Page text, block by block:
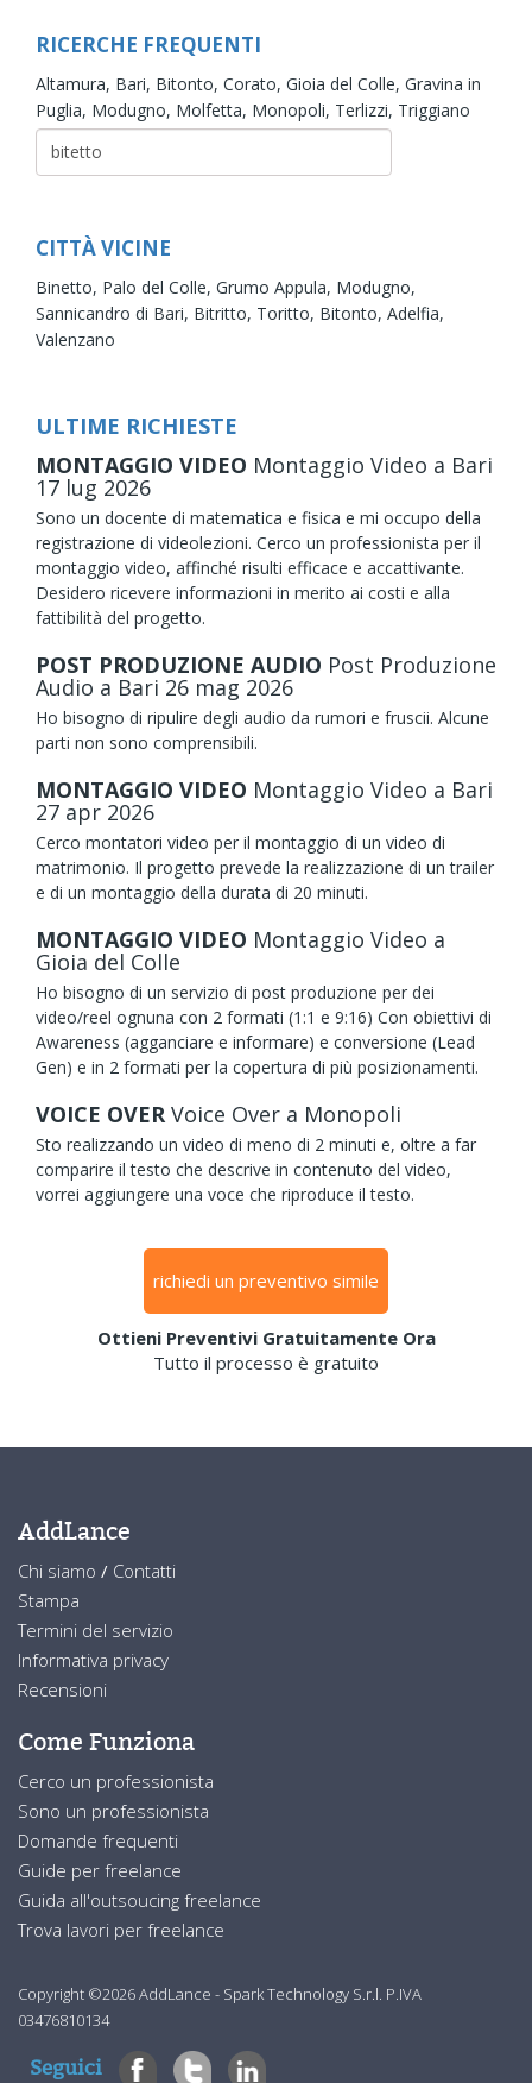
RICERCHE FREQUENTI
Altamura, Bari, Bitonto, Corato, Gioia del Colle, Gravina in
Puglia, Modugno, Molfetta, Monopoli, Terlizzi, Triggiano
CITTÀ VICINE
Binetto, Palo del Colle, Grumo Appula, Modugno,
Sannicandro di Bari, Bitritto, Toritto, Bitonto, Adelfia,
Valenzano
ULTIME RICHIESTE
MONTAGGIO VIDEO Montaggio Video a Bari
17 lug 2026
Sono un docente di matematica e fisica e mi occupo della
registrazione di videolezioni. Cerco un professionista per il
montaggio video, affinché risulti efficace e accattivante.
Desidero ricevere informazioni in merito ai costi e alla
fattibilità del progetto.
POST PRODUZIONE AUDIO Post Produzione
Audio a Bari 26 mag 2026
Ho bisogno di ripulire degli audio da rumori e fruscii. Alcune
parti non sono comprensibili.
MONTAGGIO VIDEO Montaggio Video a Bari
27 apr 2026
Cerco montatori video per il montaggio di un video di
matrimonio. Il progetto prevede la realizzazione di un trailer
e di un montaggio della durata di 20 minuti.
MONTAGGIO VIDEO Montaggio Video a
Gioia del Colle
Ho bisogno di un servizio di post produzione per dei
video/reel ognuna con 2 formati (1:1 e 9:16) Con obiettivi di
Awareness (agganciare e informare) e conversione (Lead
Gen) e in 2 formati per la copertura di più posizionamenti.
VOICE OVERVoice Over a Monopoli
Sto realizzando un video di meno di 2 minuti e, oltre a far
comparire il testo che descrive in contenuto del video,
vorrei aggiungere una voce che riproduce il testo.
richiedi un preventivo simile
Ottieni Preventivi Gratuitamente Ora
Tutto il processo è gratuito
AddLance
Chi siamo / Contatti
Stampa
Termini del servizio
Informativa privacy
Recensioni
Come Funziona
Cerco un professionista
Sono un professionista
Domande frequenti
Guide per freelance
Guida all'outsoucing freelance
Trova lavori per freelance
Copyright ©2026 AddLance - Spark Technology S.r.l. P.IVA
03476810134
Seguici